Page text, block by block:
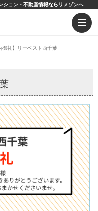
ション・不動産情報ならリメゾンへ
御礼】リーベスト西千葉